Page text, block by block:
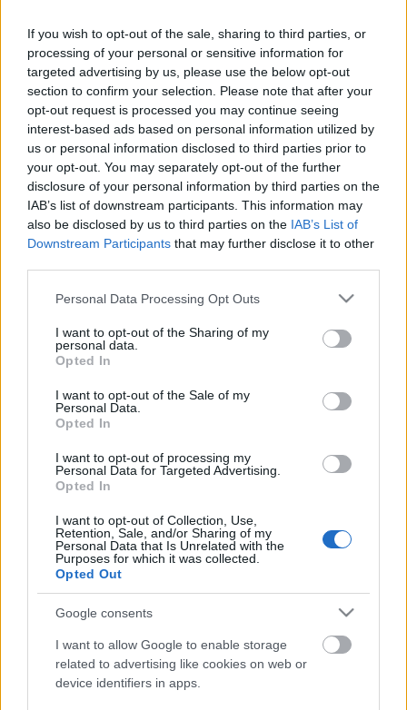
If you wish to opt-out of the sale, sharing to third parties, or
processing of your personal or sensitive information for
targeted advertising by us, please use the below opt-out
section to confirm your selection. Please note that after your
opt-out request is processed you may continue seeing
interest-based ads based on personal information utilized by
us or personal information disclosed to third parties prior to
your opt-out. You may separately opt-out of the further
disclosure of your personal information by third parties on the
IAB’s list of downstream participants. This information may
also be disclosed by us to third parties on the IAB’s List of
Downstream Participants that may further disclose it to other
Please note that this website/app uses one or more Google
not limited to your visit or usage behaviour. You may click to
grant or deny consent to Google and its third-party tags to
use your data for below specified purposes in below Google
consent section.
Personal Data Processing Opt Outs
I want to opt-out of the Sharing of my
personal data.
Opted In
I want to opt-out of the Sale of my
Personal Data.
Opted In
I want to opt-out of processing my
Personal Data for Targeted Advertising.
Opted In
I want to opt-out of Collection, Use,
Retention, Sale, and/or Sharing of my
Personal Data that Is Unrelated with the
Purposes for which it was collected.
Opted Out
Google consents
I want to allow Google to enable storage
related to advertising like cookies on web or
device identifiers in apps.
LEGFRISSEBB
Országos hírek
MEGÉRKEZETT AZ ESŐ A DUNA VÍZGYŰJTŐJÉRE
Országos hírek
Kecskeméten is szakirányú továbbképzésekkel erősít a Gál
Ferenc Egyetem
Kiemelt fontosságú a Gál Ferenc Egyetem számára a jövőbe
fejlődés támogatása.
Országos hírek
szúnyoginvázió elkerülésében
Országos hírek WWF vízgazdálkodás
évre elegendő erőforrásait
HIRDETÉS
HIRDETÉS